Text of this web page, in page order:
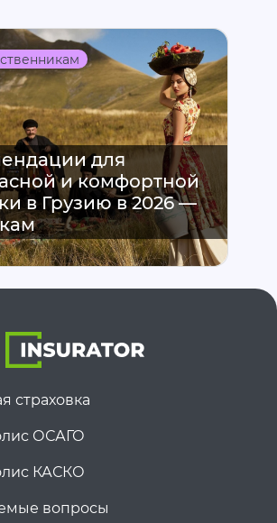
для
и комфортной
в Грузию в 2026 —
страховка
ОСАГО
КАСКО
вопросы